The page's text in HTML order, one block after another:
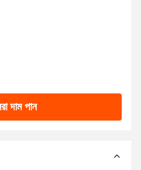
দাম পান